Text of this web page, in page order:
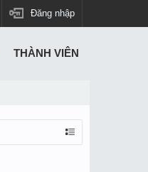
Đăng nhập
THÀNH VIÊN